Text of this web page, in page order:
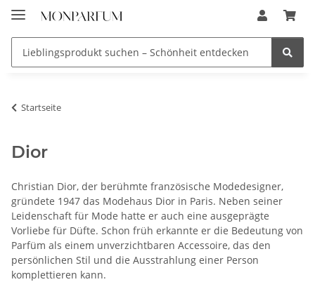
Startseite
Dior
Christian Dior, der berühmte französische Modedesigner,
gründete 1947 das Modehaus Dior in Paris. Neben seiner
Leidenschaft für Mode hatte er auch eine ausgeprägte
Vorliebe für Düfte. Schon früh erkannte er die Bedeutung von
Parfüm als einem unverzichtbaren Accessoire, das den
persönlichen Stil und die Ausstrahlung einer Person
komplettieren kann.